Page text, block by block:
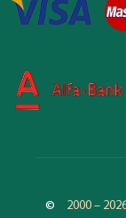
© 2000 –